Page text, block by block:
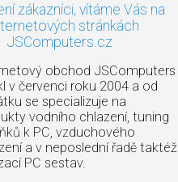
zákazníci, vítáme Vás na
stránkách
obchod JSComputers
v červenci roku 2004 a od
se specializuje na
vodního chlazení, tuning
k PC, vzduchového
a v neposlední řadě taktéž
PC sestav.